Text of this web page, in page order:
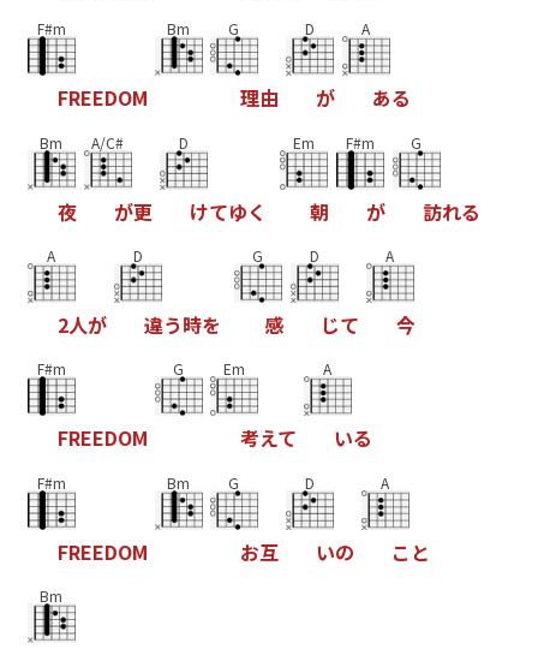
F#m
FREEDOM
Bm G
理由
D
が
A
ある
Bm
夜
A/C#
が更
D
けてゆく
Em
朝
F#m
が
G
訪れる
A
2人が
D
違う時を
G
感
D
じて
A
今
F#m
FREEDOM
G Em
考えて
A
いる
F#m
FREEDOM
Bm G
お互
D
いの
A
こ と
Bm